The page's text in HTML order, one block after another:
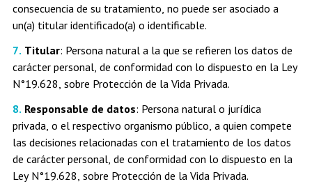
consecuencia de su tratamiento, no puede ser asociado a
un(a) titular identificado(a) o identificable.
Titular: Persona natural a la que se refieren los datos de
carácter personal, de conformidad con lo dispuesto en la Ley
N°19.628, sobre Protección de la Vida Privada.
Responsable de datos: Persona natural o jurídica
privada, o el respectivo organismo público, a quien compete
las decisiones relacionadas con el tratamiento de los datos
de carácter personal, de conformidad con lo dispuesto en la
Ley N°19.628, sobre Protección de la Vida Privada.